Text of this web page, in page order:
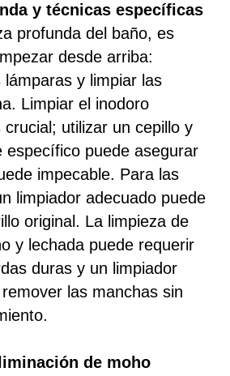
y técnicas específicas
profunda del baño, es
desde arriba:
y limpiar las
Limpiar el inodoro
utilizar un cepillo y
específico puede asegurar
impecable. Para las
limpiador adecuado puede
original. La limpieza de
y lechada puede requerir
duras y un limpiador
las manchas sin
de moho